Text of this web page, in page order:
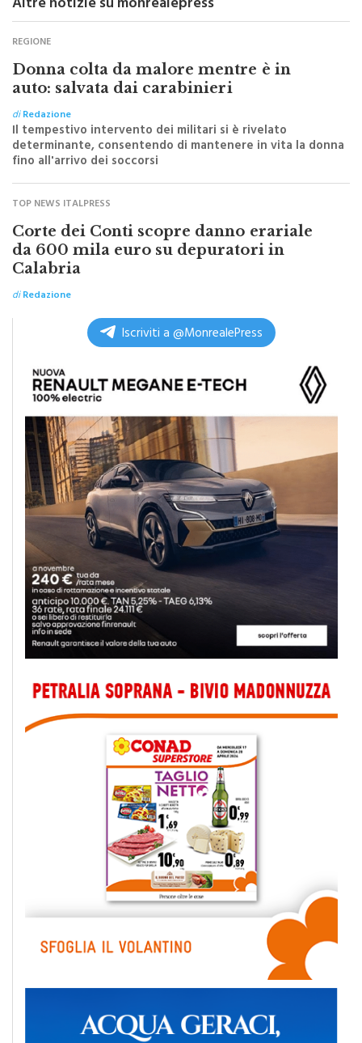
Altre notizie su monrealepress
REGIONE
Donna colta da malore mentre è in
auto: salvata dai carabinieri
di Redazione
Il tempestivo intervento dei militari si è rivelato
determinante, consentendo di mantenere in vita la donna
fino all'arrivo dei soccorsi
TOP NEWS ITALPRESS
Corte dei Conti scopre danno erariale
da 600 mila euro su depuratori in
Calabria
di